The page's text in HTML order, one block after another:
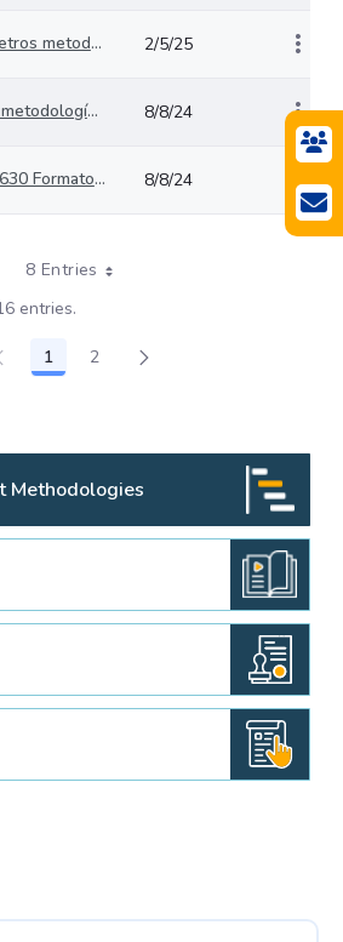
Parámetros metodología 2/5/25
Macro metodología de valoración de obligaciones contingentes en proyectos de infraestructura - caso comercial con información. 8/8/24
20200630 Formato sobrecostos 8/8/24
8 Entries
entries.
Page
1 Page
2
Methodologies